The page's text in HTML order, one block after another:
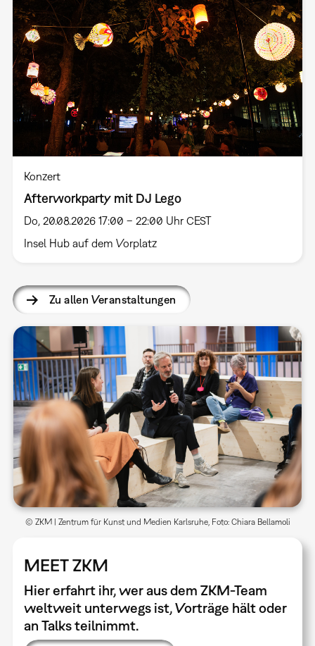
Konzert
Afterworkparty mit DJ Lego
Do, 20.08.2026 17:00 – 22:00 Uhr CEST
Insel Hub auf dem Vorplatz
Zu allen Veranstaltungen
MEET ZKM
Hier erfahrt ihr, wer aus dem ZKM-Team
weltweit unterwegs ist, Vorträge hält oder
an Talks teilnimmt.
© ZKM | Zentrum für Kunst und Medien Karlsruhe, Foto: Chiara Bellamoli